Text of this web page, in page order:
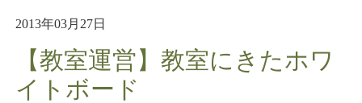
2013年03月27日
【教室運営】教室にきたホワ
イトボード